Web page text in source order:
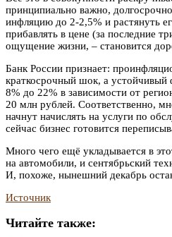
принципиально важно,
инфляцию до 2-2,5% и растянуть
прибавлять в цене (за последние
ощущение жизни, – становится
Банк России признает:
краткосрочный шок, а
8% до 22% в зависимости от
20 млн рублей. Соответственно,
начнут начислять на услуги по
сейчас бизнес готовится
Много чего ещё укладывается в
на автомобили, и сентябрьский
И, похоже, нынешний декабрь
Источник
Читайте также: